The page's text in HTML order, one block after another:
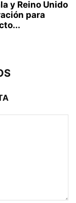
y Reino Unido
para